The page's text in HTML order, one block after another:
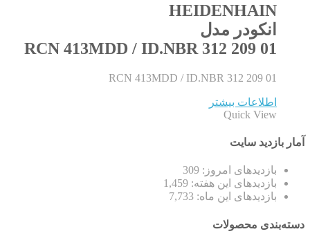
HEIDENHAIN
انکودر مدل
RCN 413MDD / ID.NBR 312 209 01
RCN 413MDD / ID.NBR 312 209 01
اطلاعات بیشتر
Quick View
آمار بازدید سایت
بازدیدهای امروز: 309
بازدیدهای این هفته: 1,459
بازدیدهای این ماه: 7,733
دسته‌بندی محصولات